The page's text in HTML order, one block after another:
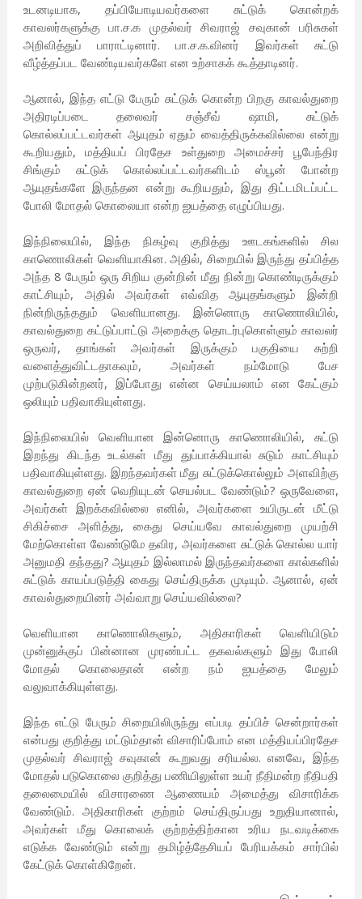
உடனடியாக, தப்பியோடியவர்களை சுட்டுக் கொன்றக்
காவலர்களுக்கு பா.ச.க முதல்வர் சிவராஜ் சவுகான் பரிசுகள்
அறிவித்துப் பாராட்டினார். பா.ச.க.வினர் இவர்கள் சுட்டு
வீழ்த்தப்பட வேண்டியவர்களே என உற்சாகக் கூத்தாடினர்.
ஆனால், இந்த எட்டு பேரும் சுட்டுக் கொன்ற பிறகு காவல்துறை
அதிரடிப்படை தலைவர் சஞ்சீவ் ஷாமி, சுட்டுக்
கொல்லப்பட்டவர்கள் ஆயுதம் ஏதும் வைத்திருக்கவில்லை என்று
கூறியதும், மத்தியப் பிரதேச உள்துறை அமைச்சர் பூபேந்திர
சிங்கும் சுட்டுக் கொல்லப்பட்டவர்களிடம் ஸ்பூன் போன்ற
ஆயுதங்களே இருந்தன என்று கூறியதும், இது திட்டமிடப்பட்ட
போலி மோதல் கொலையா என்ற ஐயத்தை எழுப்பியது.
இந்நிலையில், இந்த நிகழ்வு குறித்து ஊடகங்களில் சில
காணொலிகள் வெளியாகின. அதில், சிறையில் இருந்து தப்பித்த
அந்த 8 பேரும் ஒரு சிறிய குன்றின் மீது நின்று கொண்டிருக்கும்
காட்சியும், அதில் அவர்கள் எவ்வித ஆயுதங்களும் இன்றி
நின்றிருந்ததும் வெளியானது. இன்னொரு காணொலியில்,
காவல்துறை கட்டுப்பாட்டு அறைக்கு தொடர்புகொள்ளும் காவலர்
ஒருவர், தாங்கள் அவர்கள் இருக்கும் பகுதியை சுற்றி
வளைத்துவிட்டதாகவும், அவர்கள் நம்மோடு பேச
முற்படுகின்றனர், இப்போது என்ன செய்யலாம் என கேட்கும்
ஒலியும் பதிவாகியுள்ளது.
இந்நிலையில் வெளியான இன்னொரு காணொலியில், சுட்டு
இறந்து கிடந்த உடல்கள் மீது துப்பாக்கியால் சுடும் காட்சியும்
பதிவாகியுள்ளது. இறந்தவர்கள் மீது சுட்டுக்கொல்லும் அளவிற்கு
காவல்துறை ஏன் வெறியுடன் செயல்பட வேண்டும்? ஒருவேளை,
அவர்கள் இறக்கவில்லை எனில், அவர்களை உயிருடன் மீட்டு
சிகிச்சை அளித்து, கைது செய்யவே காவல்துறை முயற்சி
மேற்கொள்ள வேண்டுமே தவிர, அவர்களை சுட்டுக் கொல்ல யார்
அனுமதி தந்தது? ஆயுதம் இல்லாமல் இருந்தவர்களை கால்களில்
சுட்டுக் காயப்படுத்தி கைது செய்திருக்க முடியும். ஆனால், ஏன்
காவல்துறையினர் அவ்வாறு செய்யவில்லை?
வெளியான காணொலிகளும், அதிகாரிகள் வெளியிடும்
முன்னுக்குப் பின்னான முரண்பட்ட தகவல்களும் இது போலி
மோதல் கொலைதான் என்ற நம் ஐயத்தை மேலும்
வலுவாக்கியுள்ளது.
இந்த எட்டு பேரும் சிறையிலிருந்து எப்படி தப்பிச் சென்றார்கள்
என்பது குறித்து மட்டும்தான் விசாரிப்போம் என மத்தியப்பிரதேச
முதல்வர் சிவராஜ் சவுகான் கூறுவது சரியல்ல. எனவே, இந்த
மோதல் படுகொலை குறித்து பணியிலுள்ள உயர் நீதிமன்ற நீதிபதி
தலைமையில் விசாரணை ஆணையம் அமைத்து விசாரிக்க
வேண்டும். அதிகாரிகள் குற்றம் செய்திருப்பது உறுதியானால்,
அவர்கள் மீது கொலைக் குற்றத்திற்கான உரிய நடவடிக்கை
எடுக்க வேண்டும் என்று தமிழ்த்தேசியப் பேரியக்கம் சார்பில்
கேட்டுக் கொள்கிறேன்.